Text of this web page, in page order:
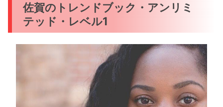
佐賀のトレンドブック・アンリミ
テッド・レベル1